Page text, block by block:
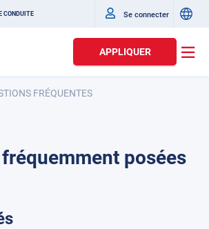
CONDUITE Se connecter
APPLIQUER
FRÉQUENTES
posées